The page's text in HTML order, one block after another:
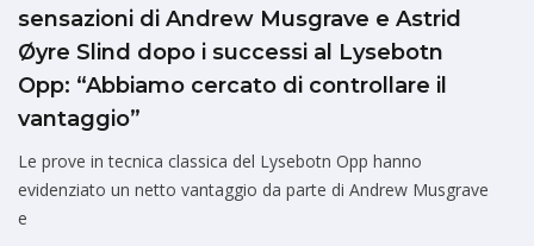
sensazioni di Andrew Musgrave e Astrid
Øyre Slind dopo i successi al Lysebotn
Opp: “Abbiamo cercato di controllare il
vantaggio”
Le prove in tecnica classica del Lysebotn Opp hanno
evidenziato un netto vantaggio da parte di Andrew Musgrave
e